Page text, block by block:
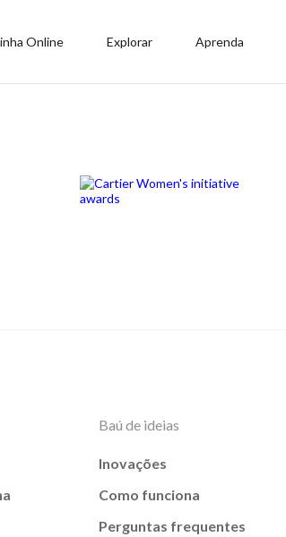
Online Explorar Aprenda
Baú de ideias
Inovações
Como funciona
Perguntas frequentes